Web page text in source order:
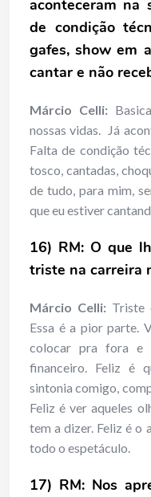
aconteceram na
de condição
gafes, show em
cantar e não
Márcio Celli:
nossas vidas. Já
Falta de condição
tosco, cantadas,
de tudo, para mim,
que eu estiver
16) RM: O que
triste na carreira
Márcio Celli:Triste
Essa é a pior parte.
colocar pra fora e
financeiro. Feliz é
sintonia comigo,
Feliz é ver aqueles
tem a dizer. Feliz é o
todo o espetáculo.
17) RM: Nos